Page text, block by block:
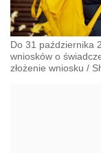
Do 31 października
wniosków o
złożenie wniosku /